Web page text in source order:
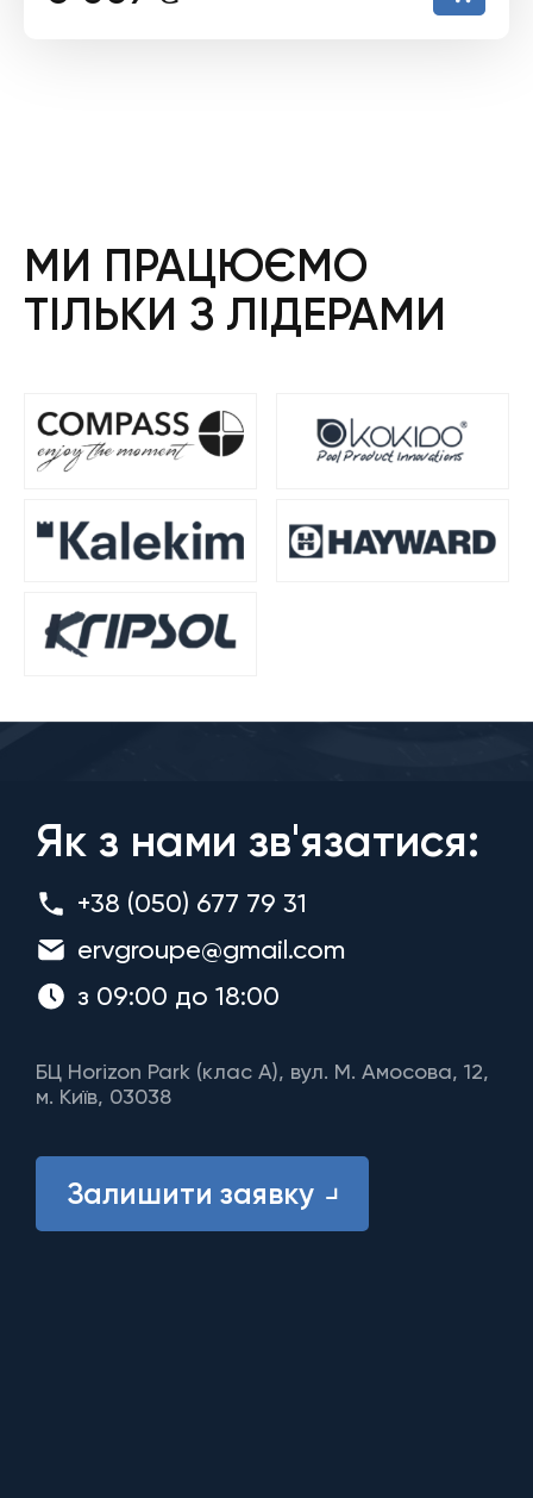
МИ ПРАЦЮЄМО
ТІЛЬКИ З ЛІДЕРАМИ
Як з нами зв'язатися:
+38 (050) 677 79 31
ervgroupe@gmail.com
з 09:00 до 18:00
БЦ Horizon Park (клас A), вул. М. Амосова, 12,
м. Київ, 03038
Залишити заявку